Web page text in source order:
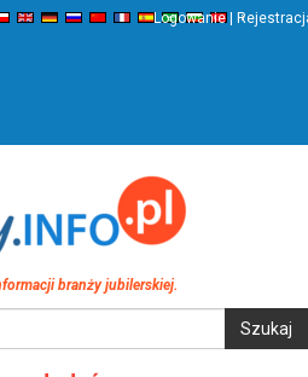
›
Logowanie |
branży jubilerskiej.